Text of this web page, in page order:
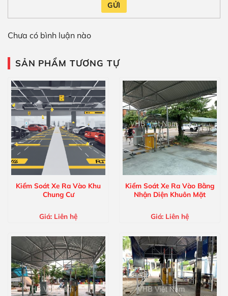
GỬI
Chưa có bình luận nào
SẢN PHẨM TƯƠNG TỰ
Kiểm Soát Xe Ra Vào Khu
Chung Cư
Giá: Liên hệ
Kiểm Soát Xe Ra Vào Bằng
Nhận Diện Khuôn Mặt
Giá: Liên hệ